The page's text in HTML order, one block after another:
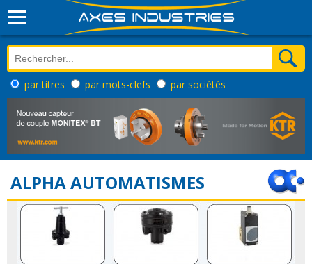
par titres par mots-clefs par sociétés
ALPHA AUTOMATISMES